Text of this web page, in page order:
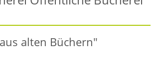
alten Büchern"